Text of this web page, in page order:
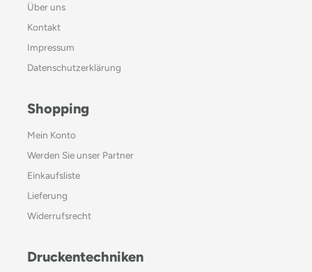
Über uns
Kontakt
Impressum
Datenschutzerklärung
Shopping
Mein Konto
Werden Sie unser Partner
Einkaufsliste
Lieferung
Widerrufsrecht
Druckentechniken